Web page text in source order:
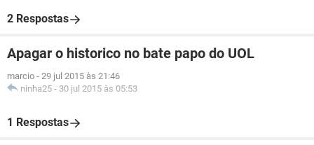
2 Respostas
Apagar o historico no bate papo do UOL
marcio - 29 jul 2015 às 21:46
ninha25 - 30 jul 2015 às 05:53
1 Respostas